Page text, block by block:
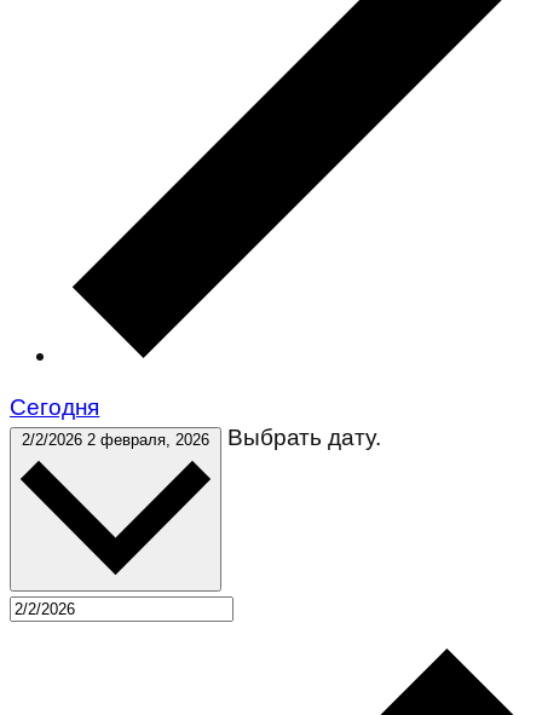
Cегодня
2/2/2026 2 февраля, 2026 Выбрать дату.